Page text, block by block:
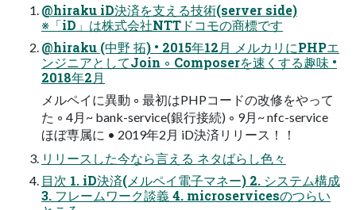
@hiraku iD決済を支える技術(server side)
※「iD」は株式会社NTTドコモの商標です
@hiraku (中野 拓) • 2015年12月 メルカリにPHPエ
ンジニアとしてJoin ◦ Composerを速くする趣味 •
2018年2月
メルペイに異動 ◦ 最初はPHPコードの改修をやって
た ◦ 4月~ bank-service(銀行接続) ◦ 9月~ nfc-service
ほぼ専属に • 2019年2月 iD決済リリース！！
リリースした今なら言える ネタばらし色々
目次 1. iD決済(メルペイ電子マネー) 2. システム構成
3. フレームワーク談義 4. microservicesのつらい